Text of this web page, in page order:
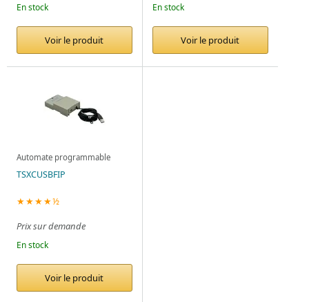
En stock
Voir le produit
En stock
Voir le produit
Automate programmable
TSXCUSBFIP
★★★★½
Prix sur demande
En stock
Voir le produit